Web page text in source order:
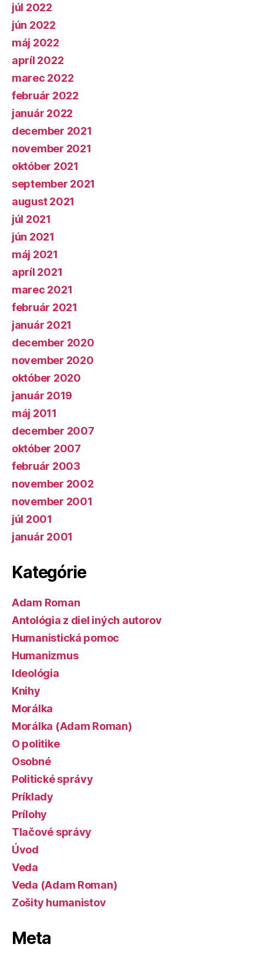
júl 2022
jún 2022
máj 2022
apríl 2022
marec 2022
február 2022
január 2022
december 2021
november 2021
október 2021
september 2021
august 2021
júl 2021
jún 2021
máj 2021
apríl 2021
marec 2021
február 2021
január 2021
december 2020
november 2020
október 2020
január 2019
máj 2011
december 2007
október 2007
február 2003
november 2002
november 2001
júl 2001
január 2001
Kategórie
Adam Roman
Antológia z diel iných autorov
Humanistická pomoc
Humanizmus
Ideológia
Knihy
Morálka
Morálka (Adam Roman)
O politike
Osobné
Politické správy
Príklady
Prílohy
Tlačové správy
Úvod
Veda
Veda (Adam Roman)
Zošity humanistov
Meta